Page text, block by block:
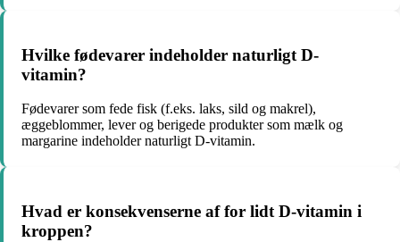
Hvilke fødevarer indeholder naturligt D-
vitamin?
Fødevarer som fede fisk (f.eks. laks, sild og makrel),
æggeblommer, lever og berigede produkter som mælk og
margarine indeholder naturligt D-vitamin.
Hvad er konsekvenserne af for lidt D-vitamin i
kroppen?